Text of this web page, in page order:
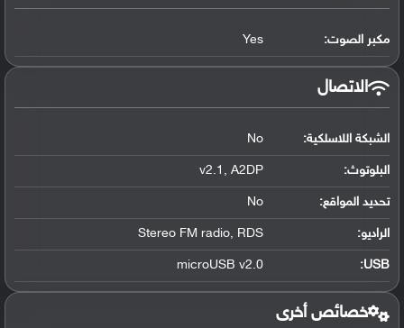
مكبر الصوت: Yes
الاتصال
الشبكة اللاسلكية: No
البلوتوث:
v2.1, A2DP
تحديد المواقع:
No
الراديو: Stereo FM radio, RDS
USB
:
microUSB v2.0
خصائص أخرى